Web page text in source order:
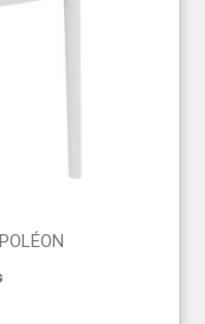
pliable